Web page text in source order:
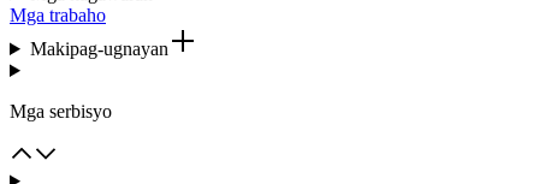
Mga trabaho
Makipag-ugnayan
Mga serbisyo